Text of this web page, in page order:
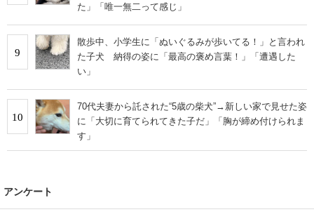
た」「唯一無二って感じ」
9
散歩中、小学生に「ぬいぐるみが歩いてる！」と言われ
た子犬 納得の姿に「最高の褒め言葉！」「遭遇した
い」
10
70代夫妻から託された“5歳の柴犬”→新しい家で見せた姿
に「大切に育てられてきた子だ」「胸が締め付けられま
す」
アンケート